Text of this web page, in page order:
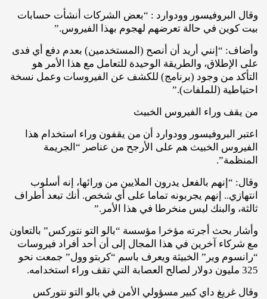
وقال البروفيسور وودوارد : “بعض الشركات أنشأت حسابات
بيت كوين في حالة تعرضهم لهجوم بهذا الفيروس.”
وأضاف: “إنني أريد أن أنصح (المستخدمين) بعدم دفع أي فدى
على الإطلاق، والطريقة الوحيدة للتعامل مع هذا الأمر هو
التأكد من وجود (برنامج) للكشف عن الفيروسات وعمل نسخة
احتياطية (للملفات).”
من يقف وراء الفيروس الخبيث
اعتبر البروفيسور وودوارد أن من يقفون وراء استخدام هذا
الفيروس الخبيث هم على الأرجح من عناصر “الجريمة
المنظمة”.
وقال: “إنهم بالفعل يدرون الملايين من ورائها، إنه أسلوب
انتهازي.. إنهم يجربونه تماما على أي شخص. أنك تبعد أطراف
ثالثة، والبنك ليس منخرطا في هذا الأمر.”
وأشار بحث أجرته مؤخرا مؤسسة “بالو التو نتوركس” بالتعاون
مع شركاء آخرين في هذا المجال إلى أن أحد أفراد فيروسات
“رانسوم وير” الخبيثة ويعرف باسم “كربتو وول” جمعت نحو
325 مليون دولار لصالح العصابة التي تقف وراء استخدامه.
وقال غريغ داي كبير مسؤولي الأمن في بالو التو نتوركس